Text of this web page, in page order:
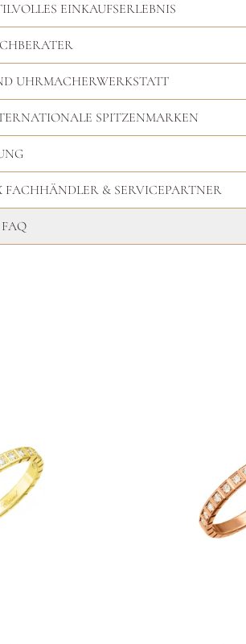
EINKAUFSERLEBNIS
UHRMACHERWERKSTATT
SPITZENMARKEN
FACHHÄNDLER & SERVICEPARTNER